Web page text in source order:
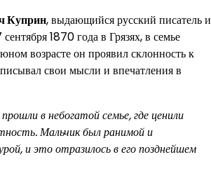
Куприн, выдающийся русский писатель и
1870 года в Грязях, в семье
возрасте он проявил склонность к
свои мысли и впечатления в
в небогатой семье, где ценили
Мальчик был ранимой и
и это отразилось в его позднейшем